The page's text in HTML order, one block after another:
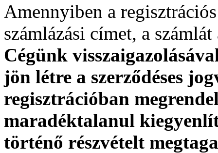
Amennyiben a
számlázási címet, a
Cégünk
jön létre a szerződéses
regisztrációban
maradéktalanul
történő részvételt